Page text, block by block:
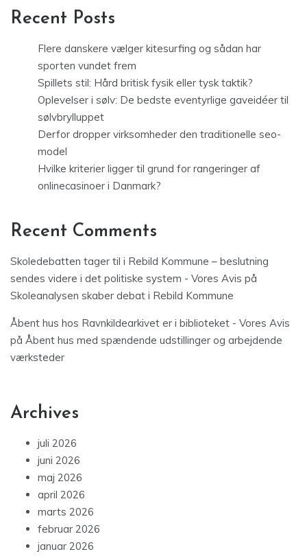
Recent Posts
Flere danskere vælger kitesurfing og sådan har
sporten vundet frem
Spillets stil: Hård britisk fysik eller tysk taktik?
Oplevelser i sølv: De bedste eventyrlige gaveidéer til
sølvbrylluppet
Derfor dropper virksomheder den traditionelle seo-
model
Hvilke kriterier ligger til grund for rangeringer af
onlinecasinoer i Danmark?
Recent Comments
Skoledebatten tager til i Rebild Kommune – beslutning
sendes videre i det politiske system - Vores Avis på
Skoleanalysen skaber debat i Rebild Kommune
Åbent hus hos Ravnkildearkivet er i biblioteket - Vores Avis
på Åbent hus med spændende udstillinger og arbejdende
værksteder
Archives
juli 2026
juni 2026
maj 2026
april 2026
marts 2026
februar 2026
januar 2026